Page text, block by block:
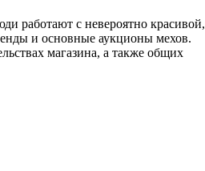
работают с невероятно красивой,
и основные аукционы мехов.
магазина, а также общих